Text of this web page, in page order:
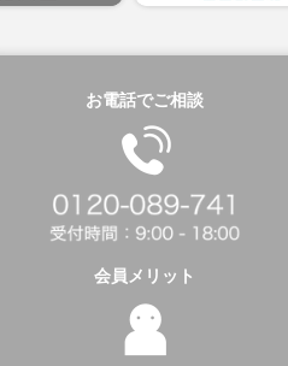
お電話でご相談
会員メリット